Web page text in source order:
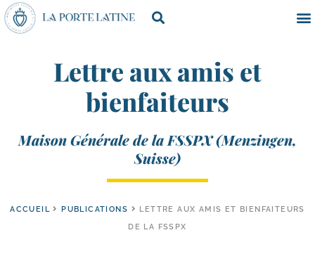
Lettre aux amis et
bienfaiteurs
Maison Générale de la FSSPX (Menzingen,
Suisse)
ACCUEIL PUBLICATIONS
LETTRE AUX AMIS ET BIENFAITEURS
DE LA FSSPX